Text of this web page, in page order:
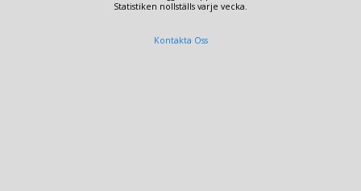
Statistiken nollställs varje vecka.
Kontakta Oss